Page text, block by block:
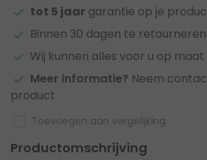
tot 5 jaar garantie op je
Binnen 30 dagen te retourneren
Wij kunnen alles voor u op
Meer informatie? Neem
product
Toevoegen aan vergelijking
Productomschrijving